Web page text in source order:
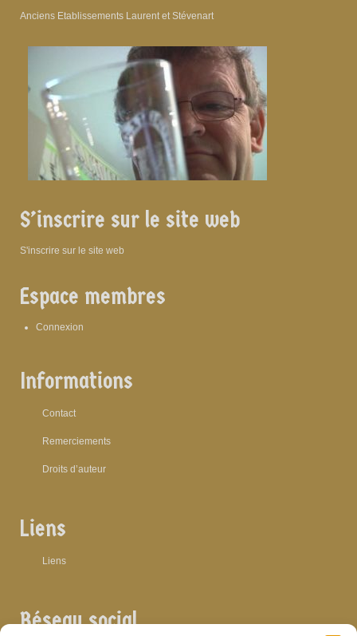
Anciens Etablissements Laurent et Stévenart
S’inscrire sur le site web
S'inscrire sur le site web
Espace membres
Connexion
Informations
Contact
Remerciements
Droits d’auteur
Liens
Liens
Réseau social